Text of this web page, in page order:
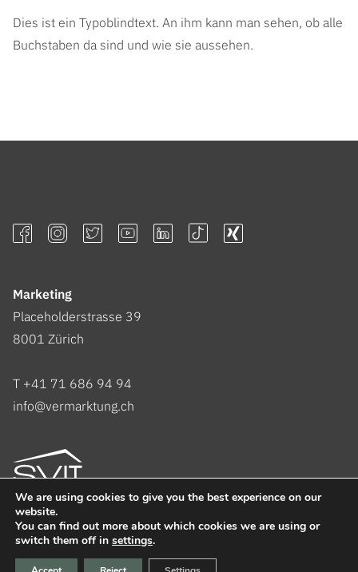
Dies ist ein Typoblindtext. An ihm kann man sehen, ob alle
Buchstaben da sind und wie sie aussehen.
Marketing
Placeholderstrasse 39
8001 Zürich
T +41 71 686 94 94
info@vermarktung.ch
casasoft.ch© All rights reserved.
Imprint
Legal information
We are using cookies to give you the best experience on our
website.
You can find out more about which cookies we are using or
switch them off in settings.